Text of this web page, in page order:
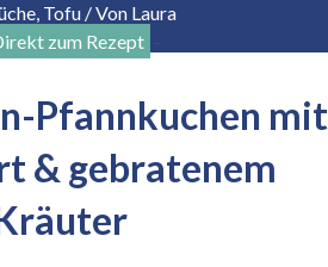
, Tofu / Von Laura
zum Rezept -
Pfannkuchen mit
& gebratenem